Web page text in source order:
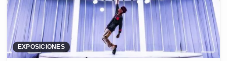
EXPOSICIONES